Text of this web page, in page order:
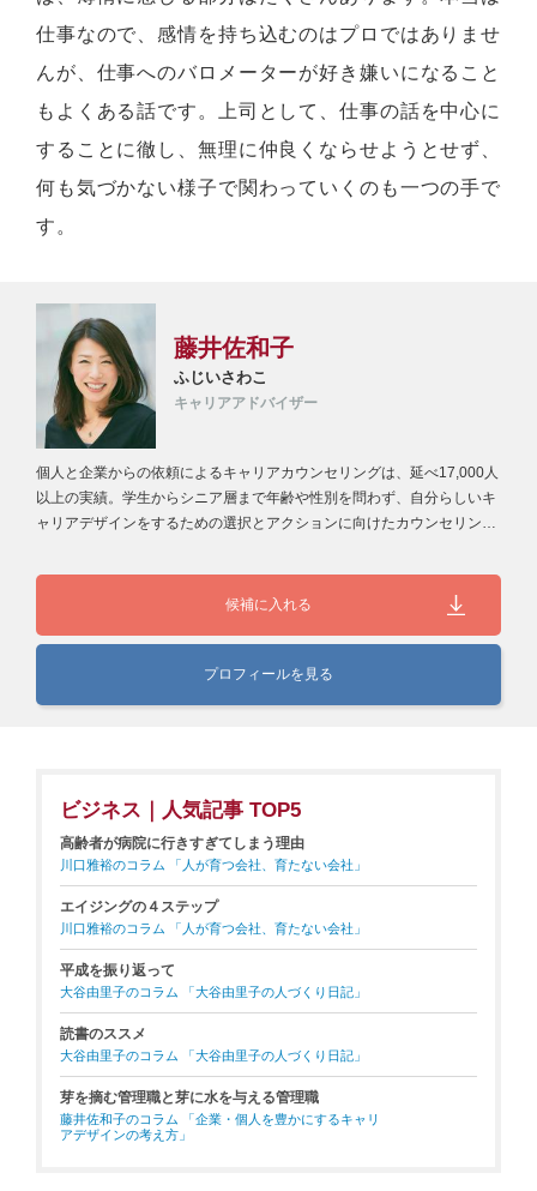
仕事なので、感情を持ち込むのはプロではありませ
んが、仕事へのバロメーターが好き嫌いになること
もよくある話です。上司として、仕事の話を中心に
することに徹し、無理に仲良くならせようとせず、
何も気づかない様子で関わっていくのも一つの手で
す。
藤井佐和子
ふじいさわこ
キャリアアドバイザー
個人と企業からの依頼によるキャリアカウンセリングは、延べ17,000人
以上の実績。学生からシニア層まで年齢や性別を問わず、自分らしいキ
ャリアデザインをするための選択とアクションに向けたカウンセリング
候補に入れる
プロフィールを見る
ビジネス｜人気記事 TOP5
高齢者が病院に行きすぎてしまう理由
川口雅裕のコラム 「人が育つ会社、育たない会社」
エイジングの４ステップ
川口雅裕のコラム 「人が育つ会社、育たない会社」
平成を振り返って
大谷由里子のコラム 「大谷由里子の人づくり日記」
読書のススメ
大谷由里子のコラム 「大谷由里子の人づくり日記」
芽を摘む管理職と芽に水を与える管理職
藤井佐和子のコラム 「企業・個人を豊かにするキャリ
アデザインの考え方」